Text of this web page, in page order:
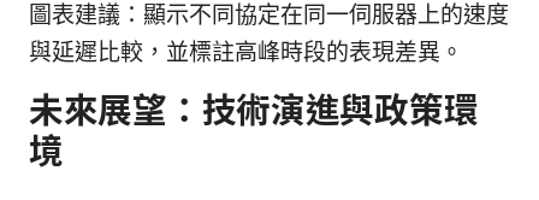
圖表建議：顯示不同協定在同一伺服器上的速度
與延遲比較，並標註高峰時段的表現差異。
未來展望：技術演進與政策環
境